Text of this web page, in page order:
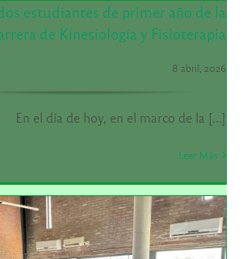
estudiantes de primer año de la
de Kinesiología y Fisioterapia
8 abril, 2026
En el día de hoy, en el marco de la [...]
Leer Más